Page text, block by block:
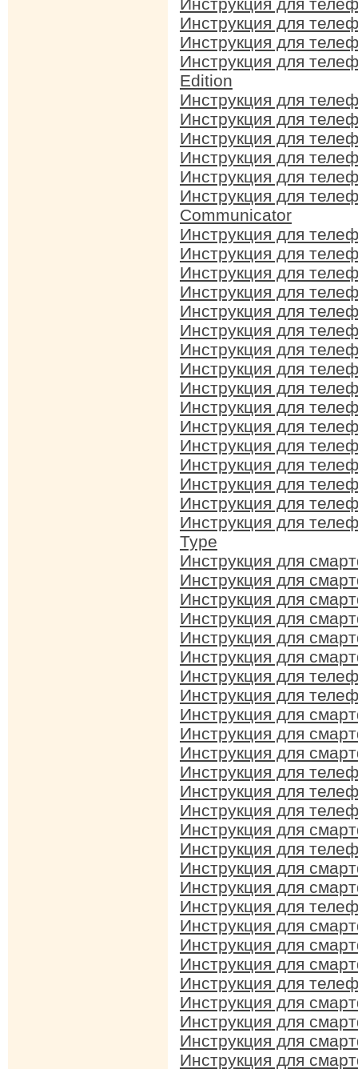
Инструкция для
Инструкция для
Инструкция для
Инструкция для
Edition
Инструкция для
Инструкция для
Инструкция для
Инструкция для
Инструкция для
Инструкция для
Communicator
Инструкция для
Инструкция для
Инструкция для
Инструкция для
Инструкция для
Инструкция для
Инструкция для
Инструкция для
Инструкция для
Инструкция для
Инструкция для
Инструкция для
Инструкция для
Инструкция для
Инструкция для
Инструкция для
Type
Инструкция для
Инструкция для
Инструкция для
Инструкция для
Инструкция для
Инструкция для
Инструкция для
Инструкция для
Инструкция для
Инструкция для
Инструкция для
Инструкция для
Инструкция для
Инструкция для
Инструкция для
Инструкция для
Инструкция для
Инструкция для
Инструкция для
Инструкция для
Инструкция для
Инструкция для
Инструкция для
Инструкция для
Инструкция для
Инструкция для
Инструкция для